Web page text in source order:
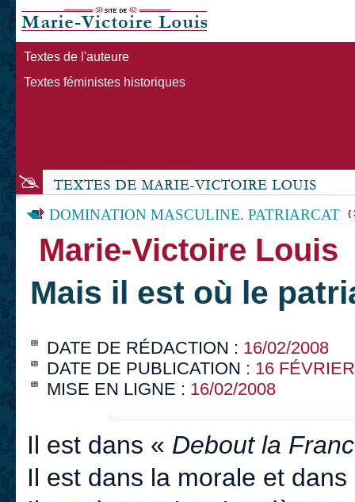
Textes de l'auteure
Textes féministes historiques
DOMINATION MASCULINE. PATRIARCAT {
Marie-Victoire Louis
Mais il est où le
DATE DE RÉDACTION : 16/02/2008
DATE DE PUBLICATION : 16
MISE EN LIGNE : 16/02/2008
Il est dans « Debout la
Il est dans la morale et dans